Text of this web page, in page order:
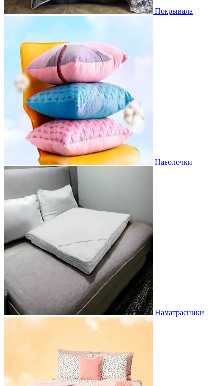
Покрывала
Наволочки
Наматрасники